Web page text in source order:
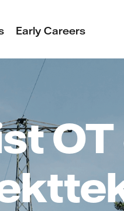
Early Careers
OT